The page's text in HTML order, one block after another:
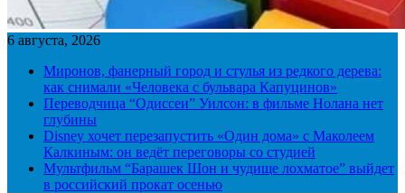
6 августа, 2026
Миронов, фанерный город и стулья из редкого дерева:
как снимали «Человека с бульвара Капуцинов»
Переводчица “Одиссеи” Уилсон: в фильме Нолана нет
глубины
Disney хочет перезапустить «Один дома» с Маколеем
Калкиным: он ведёт переговоры со студией
Мультфильм “Барашек Шон и чудище лохматое” выйдет
в российский прокат осенью